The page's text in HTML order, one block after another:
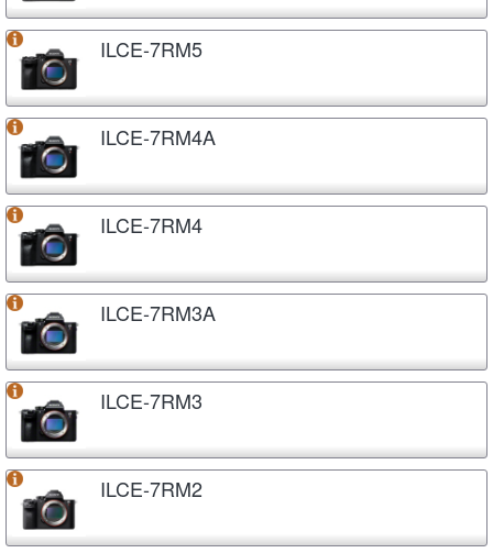
ILCE-7RM5
ILCE-7RM4A
ILCE-7RM4
ILCE-7RM3A
ILCE-7RM3
ILCE-7RM2